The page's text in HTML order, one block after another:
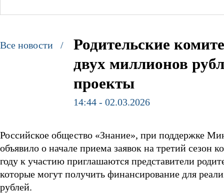
Все новости /
Родительские
двух миллионов
проекты
14:44 - 02.03.2026
Российское общество «Знание», при поддержке
объявило о начале приема заявок на третий сезон
году к участию приглашаются представители
которые могут получить финансирование для
рублей.